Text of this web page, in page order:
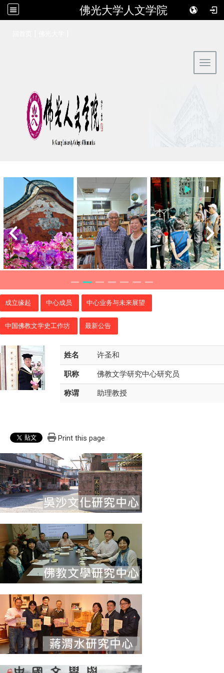
佛光大学人文学院
成立缘起 中心成员 中心业务与未来展望
中国佛教文学史工作坊 最新公告
姓名 许圣和
职称 佛教文学研究中心研究员
称谓 助理教授
Print this page